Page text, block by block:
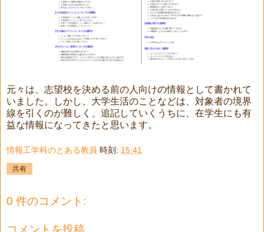
元々は、志望校を決める前の人向けの情報として書かれて
いました。しかし、大学生活のことなどは、対象者の境界
線を引くのが難しく、追記していくうちに、在学生にも有
益な情報になってきたと思います。
情報工学科のとある教員 時刻: 15:41
共有
0 件のコメント:
コメントを投稿